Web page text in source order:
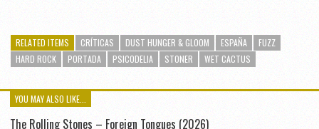
RELATED ITEMS CRÍTICAS DUST HUNGER & GLOOM ESPAÑA
FUZZ
HARD ROCK
PORTADA PSICODELIA STONER WET CACTUS
YOU MAY ALSO LIKE...
The Rolling Stones – Foreign Tongues (2026)